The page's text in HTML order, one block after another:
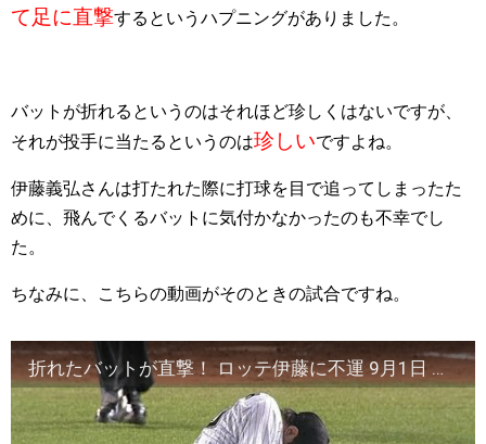
て足に直撃するというハプニングがありました。
バットが折れるというのはそれほど珍しくはないですが、
それが投手に当たるというのは珍しいですよね。
伊藤義弘さんは打たれた際に打球を目で追ってしまったた
めに、飛んでくるバットに気付かなかったのも不幸でし
た。
ちなみに、こちらの動画がそのときの試合ですね。
折れたバットが直撃！ ロッテ伊藤に不運 9月1日 ロッテ-日本ハム